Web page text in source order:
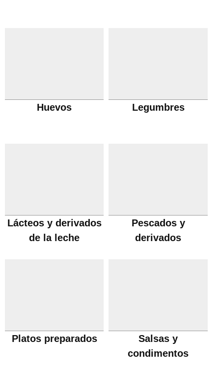
Huevos Legumbres
Lácteos y derivados
de la leche
Pescados y
derivados
Platos preparados
Salsas y
condimentos